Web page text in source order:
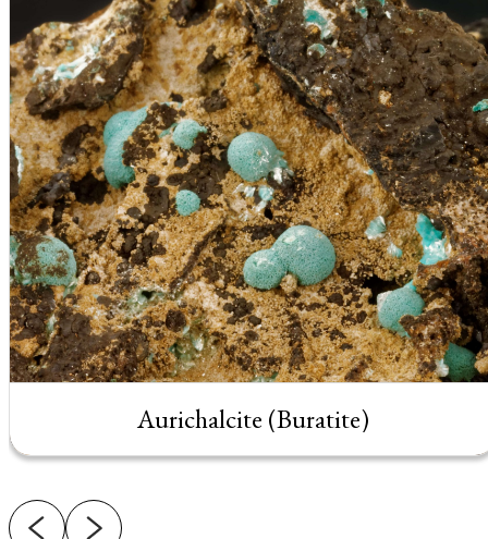
Aurichalcite (Buratite)